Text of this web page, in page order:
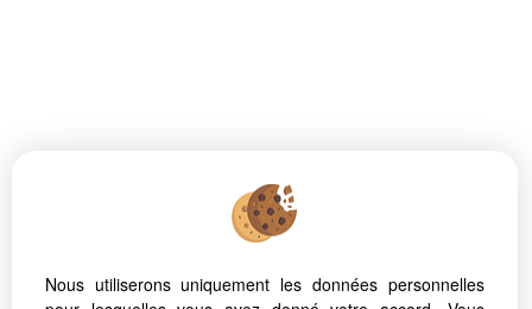
Nous utiliserons uniquement les données personnelles